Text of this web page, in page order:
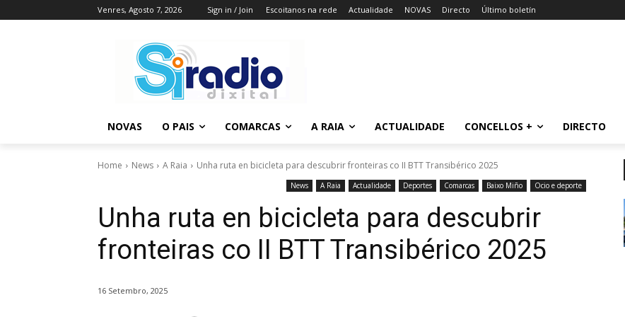
Venres, Agosto 7, 2026 Sign in / Join Escoitanos na rede Actualidade NOVAS Directo Último boletín
NOVAS O PAIS COMARCAS A RAIA ACTUALIDADE CONCELLOS + DIRECTO
Home News A Raia Unha ruta en bicicleta para descubrir fronteiras co II BTT Transibérico 2025
News A Raia Actualidade Deportes Comarcas Baixo Miño Ocio e deporte
Unha ruta en bicicleta para descubrir
fronteiras co II BTT Transibérico 2025
16 Setembro, 2025